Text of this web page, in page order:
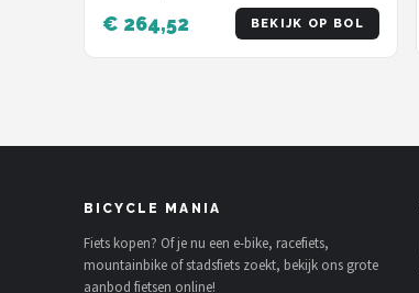
€ 264,52 BEKIJK OP BOL
BICYCLE MANIA
Fiets kopen? Of je nu een e-bike, racefiets,
mountainbike of stadsfiets zoekt, bekijk ons grote
aanbod fietsen online!